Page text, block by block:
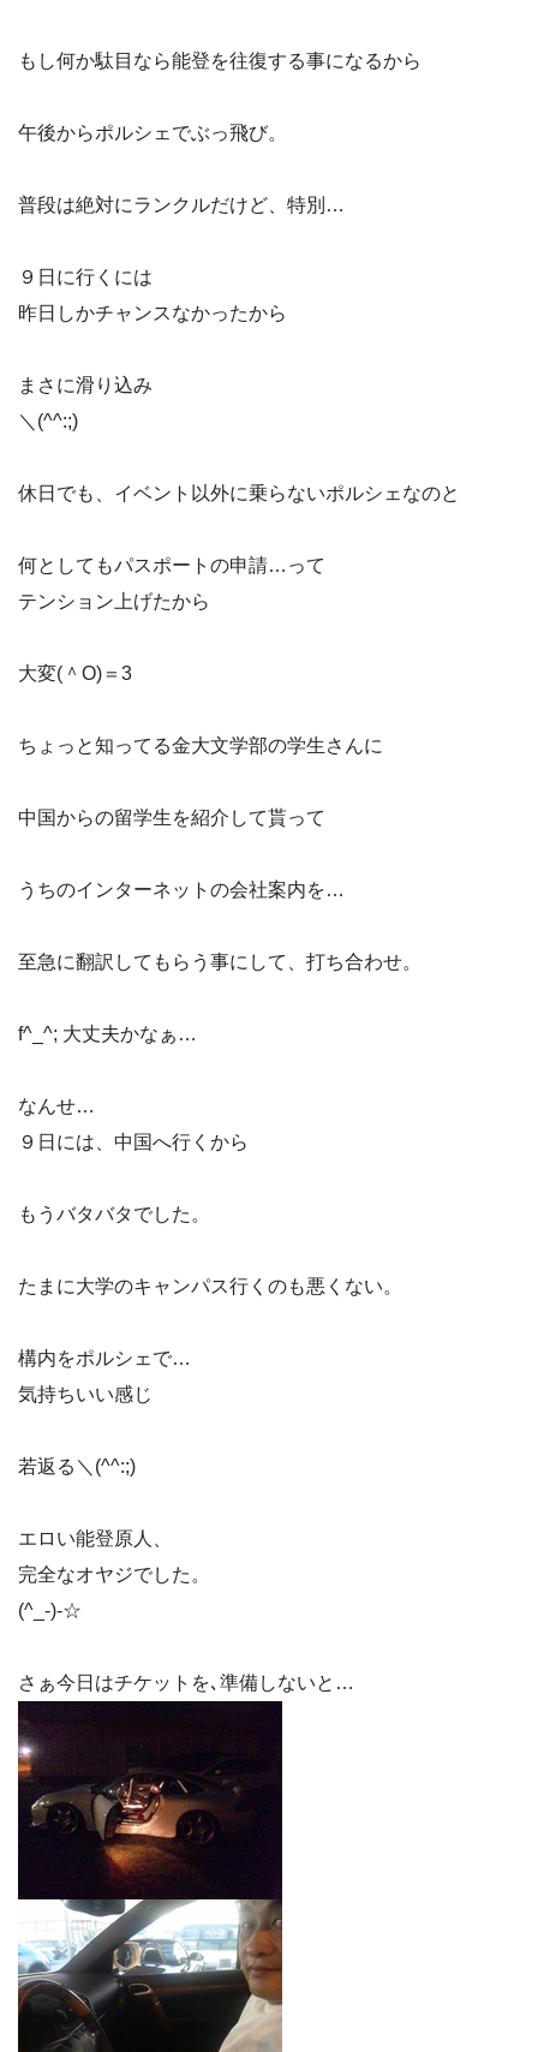
もし何か駄目なら能登を往復する事になるから
午後からポルシェでぶっ飛び。
普段は絶対にランクルだけど、特別…
９日に行くには
昨日しかチャンスなかったから
まさに滑り込み
＼(^^:;)
休日でも、イベント以外に乗らないポルシェなのと
何としてもパスポートの申請…って
テンション上げたから
大変(＾O)＝3
ちょっと知ってる金大文学部の学生さんに
中国からの留学生を紹介して貰って
うちのインターネットの会社案内を…
至急に翻訳してもらう事にして、打ち合わせ。
f^_^; 大丈夫かなぁ…
なんせ…
９日には、中国へ行くから
もうバタバタでした。
たまに大学のキャンパス行くのも悪くない。
構内をポルシェで…
気持ちいい感じ
若返る＼(^^:;)
エロい能登原人、
完全なオヤジでした。
(^_-)-☆
さぁ今日はチケットを､準備しないと…